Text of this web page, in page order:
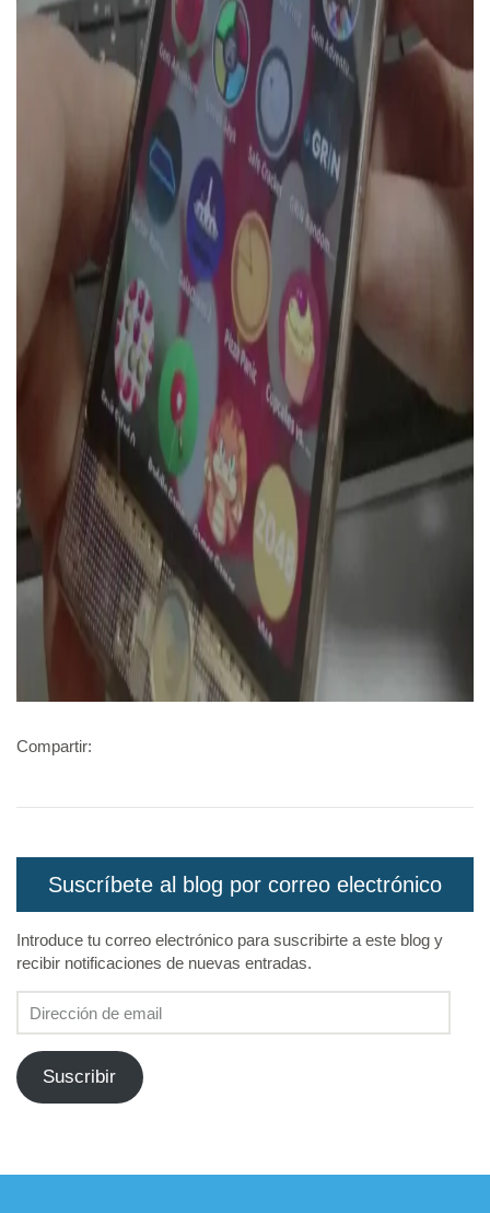
Compartir:
Suscríbete al blog por correo electrónico
Introduce tu correo electrónico para suscribirte a este blog y
recibir notificaciones de nuevas entradas.
de
email
Suscribir